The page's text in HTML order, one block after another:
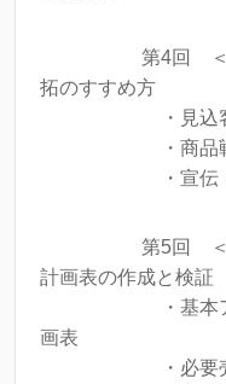
第4回 ＜マー
拓のすすめ方
・見込客の探
・商品戦略
・宣伝・PR
第5回 ＜シミ
計画表の作成と検証
・基本アイテ
画表
・必要売上高